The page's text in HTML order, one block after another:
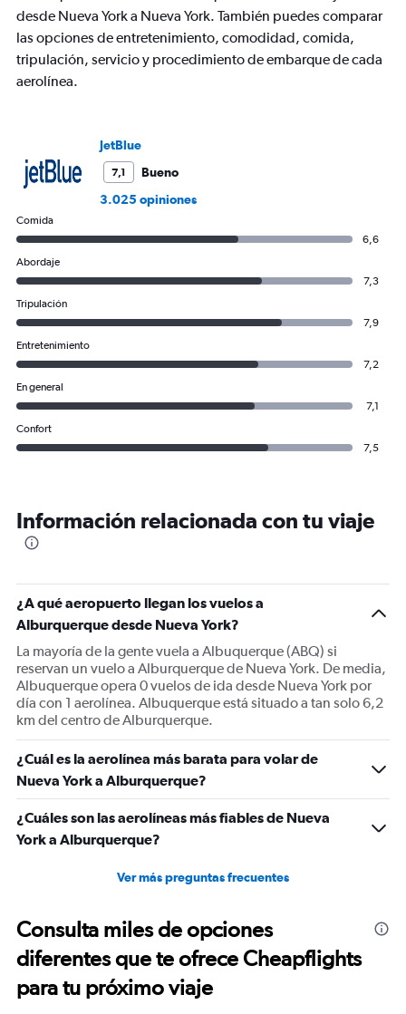
Y
axis
displaying
Number
of
12.
desde Nueva York a Nueva York. También puedes comparar
las opciones de entretenimiento, comodidad, comida,
tripulación, servicio y procedimiento de embarque de cada
aerolínea.
JetBlue
7,1
Bueno
3.025 opiniones
Comida
6,6
Abordaje
7,3
Tripulación
7,9
Entretenimiento
7,2
En general
7,1
Confort
7,5
Información relacionada con tu viaje
¿A qué aeropuerto llegan los vuelos a
Alburquerque desde Nueva York?
La mayoría de la gente vuela a Albuquerque (ABQ) si
reservan un vuelo a Alburquerque de Nueva York. De media,
Albuquerque opera 0 vuelos de ida desde Nueva York por
día con 1 aerolínea. Albuquerque está situado a tan solo 6,2
km del centro de Alburquerque.
¿Cuál es la aerolínea más barata para volar de
Nueva York a Alburquerque?
¿Cuáles son las aerolíneas más fiables de Nueva
York a Alburquerque?
Ver más preguntas frecuentes
Consulta miles de opciones
diferentes que te ofrece Cheapflights
para tu próximo viaje